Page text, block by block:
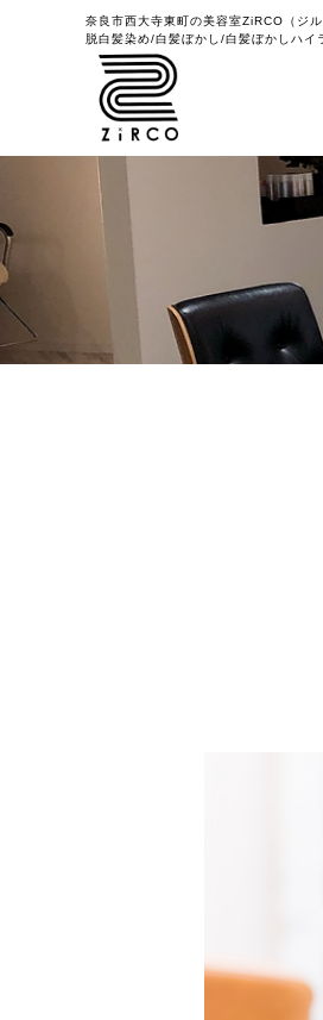
奈良市西大寺東町の美容室ZiRCO（ジ
脱白髪染め/白髪ぼかし/白髪ぼかしハイ